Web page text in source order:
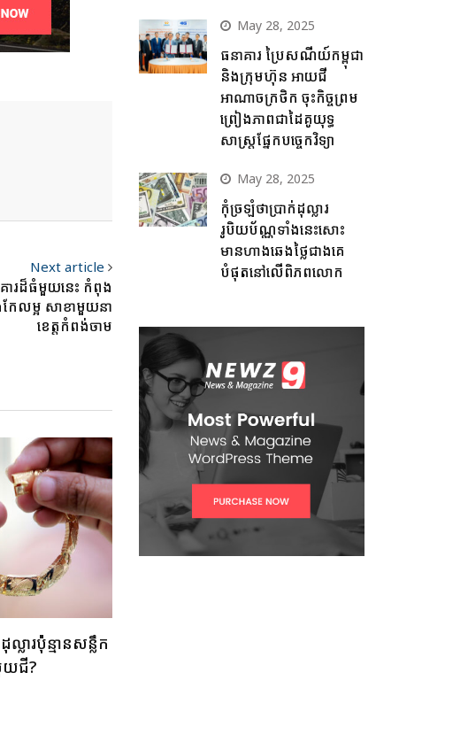
Next article
រដ៏ធំមួយនេះ កំពុង
ែលម្អ សាខាមួយនា
ខេត្តកំពង់ចាម
លារប៉ុន្មានសន្លឹក
យជី?
May 28, 2025
ធនាគារ ប្រៃសណីយ៍កម្ពុជា
និងក្រុមហ៊ុន អាយជី
អាណាចក្រថិក ចុះកិច្ចព្រម
ព្រៀងភាពជាដៃគូយុទ្ធ
សាស្ត្រផ្នែកបច្ចេកវិទ្យា
May 28, 2025
កុំច្រឡំថាប្រាក់ដុល្លារ
រូបិយប័ណ្ណទាំងនេះសោះ
មានហាងឆេងថ្លៃជាងគេ
បំផុតនៅលើពិភពលោក